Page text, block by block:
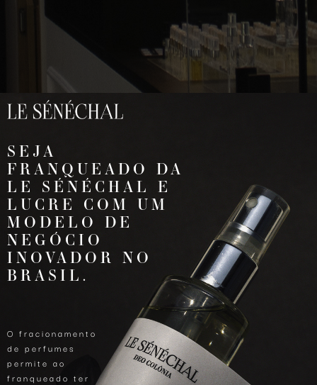
SEJA
FRANQUEADO DA
LE SÉNÉCHAL E
LUCRE COM UM
MODELO DE
NEGÓCIO
INOVADOR NO
BRASIL.
O fracionamento
de perfumes
permite ao
franqueado ter